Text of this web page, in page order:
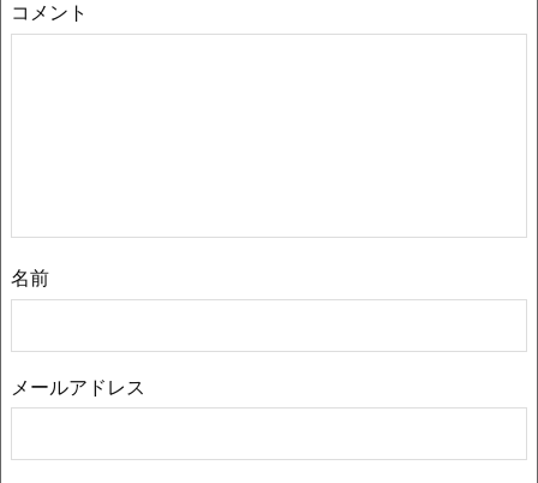
コメント
名前
メールアドレス